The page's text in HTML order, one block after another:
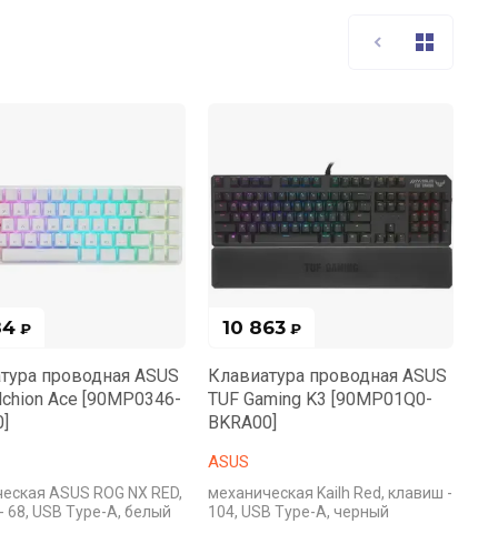
₽
проводная ASUS
Ace [90MP0346-
ASUS ROG NX RED,
68, USB Type-A, белый
10 863 ₽
Клавиатура проводная ASUS
TUF Gaming K3 [90MP01Q0-
BKRA00]
ASUS
механическая Kailh Red, клавиш -
104, USB Type-A, черный